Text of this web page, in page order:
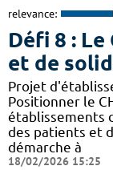
relevance:
Défi 8 : Le
et de
Projet
Positionner le
établissements
des patients et
démarche à
18/02/2026 15:25